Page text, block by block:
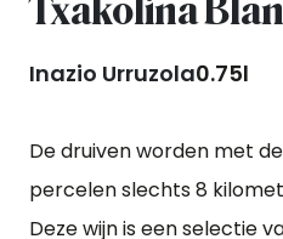
Txakolina
Inazio Urruzola0.75l
De druiven worden met
percelen slechts 8
Deze wijn is een selectie